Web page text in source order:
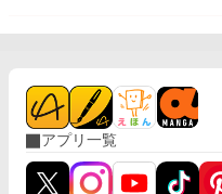
アプリ一覧